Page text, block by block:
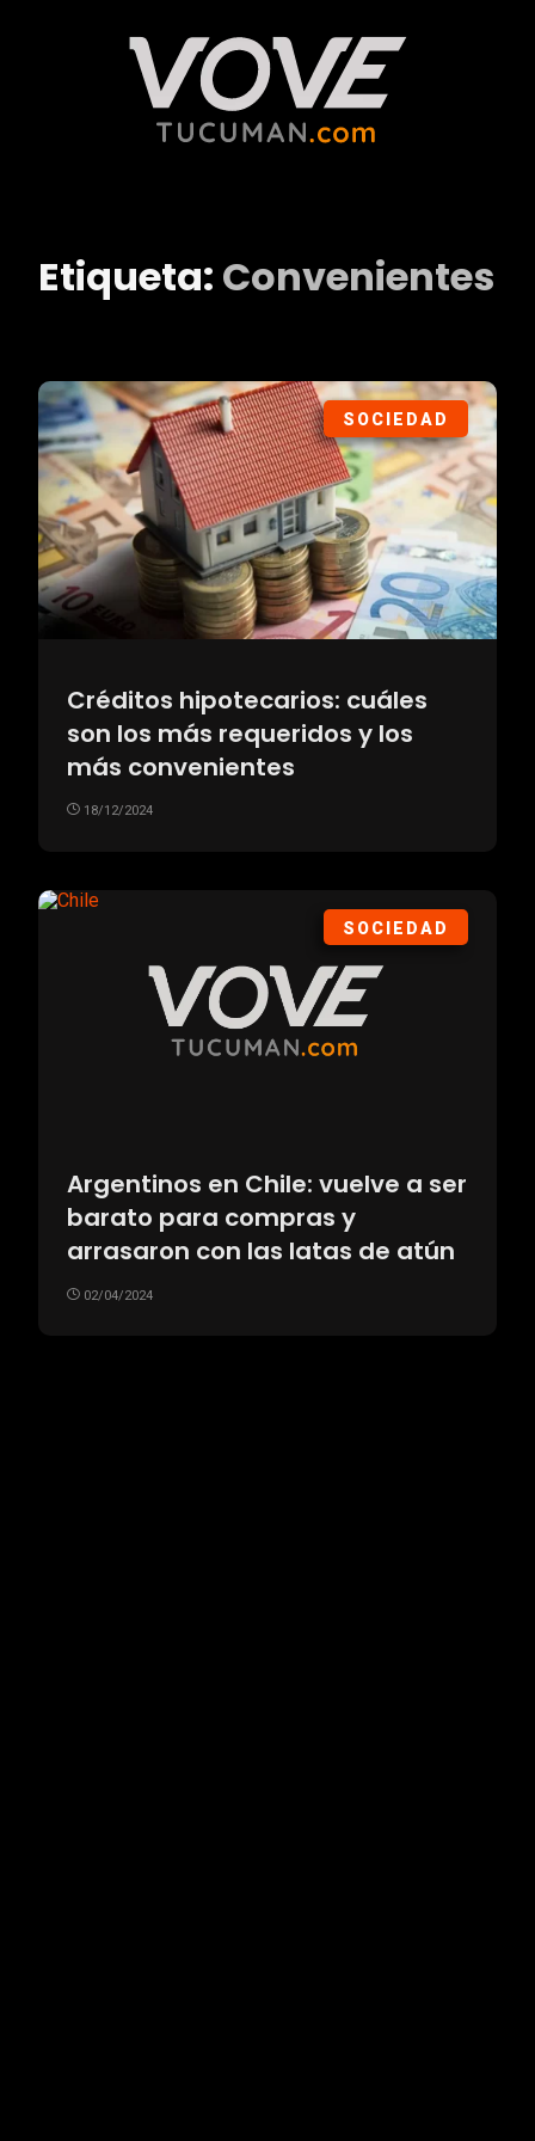
Etiqueta: Convenientes
SOCIEDAD
Créditos hipotecarios: cuáles
son los más requeridos y los
más convenientes
18/12/2024
SOCIEDAD
Argentinos en Chile: vuelve a ser
barato para compras y
arrasaron con las latas de atún
02/04/2024